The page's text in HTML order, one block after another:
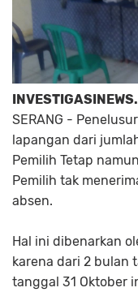
SERANG -
lapangan dari
Pemilih Tetap
Pemilih tak
absen.
Hal ini dibenarkan
karena dari 2 bulan
tanggal 31 Oktober